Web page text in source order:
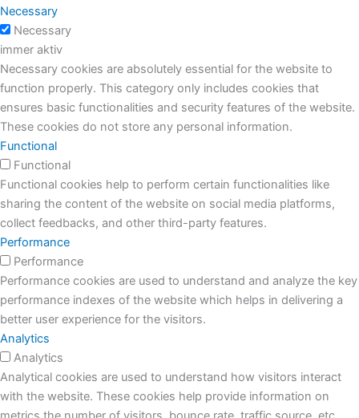
Necessary
Necessary
immer aktiv
Necessary cookies are absolutely essential for the website to
function properly. This category only includes cookies that
ensures basic functionalities and security features of the website.
These cookies do not store any personal information.
Functional
Functional
Functional cookies help to perform certain functionalities like
sharing the content of the website on social media platforms,
collect feedbacks, and other third-party features.
Performance
Performance
Performance cookies are used to understand and analyze the key
performance indexes of the website which helps in delivering a
better user experience for the visitors.
Analytics
Analytics
Analytical cookies are used to understand how visitors interact
with the website. These cookies help provide information on